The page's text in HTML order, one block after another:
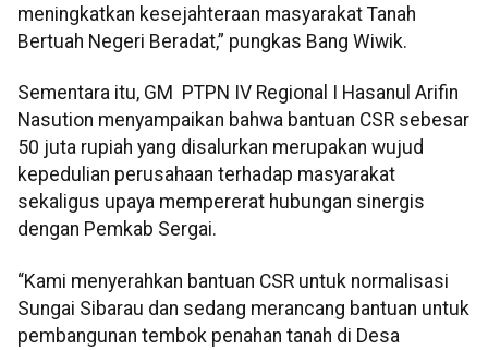
meningkatkan kesejahteraan masyarakat Tanah
Bertuah Negeri Beradat,” pungkas Bang Wiwik.
Sementara itu, GM PTPN IV Regional I Hasanul Arifin
Nasution menyampaikan bahwa bantuan CSR sebesar
50 juta rupiah yang disalurkan merupakan wujud
kepedulian perusahaan terhadap masyarakat
sekaligus upaya mempererat hubungan sinergis
dengan Pemkab Sergai.
“Kami menyerahkan bantuan CSR untuk normalisasi
Sungai Sibarau dan sedang merancang bantuan untuk
pembangunan tembok penahan tanah di Desa